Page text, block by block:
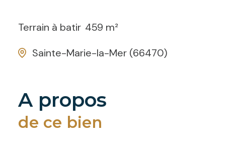
Terrain à batir 459 m²
Sainte-Marie-la-Mer (66470)
a propos
de ce bien